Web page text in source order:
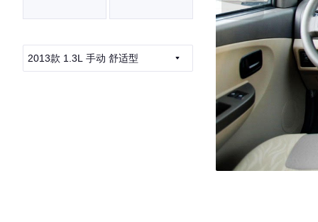
2013款 1.3L 手动 舒适型